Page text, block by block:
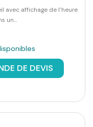
avec affichage de l'heure
un...
DE DEVIS